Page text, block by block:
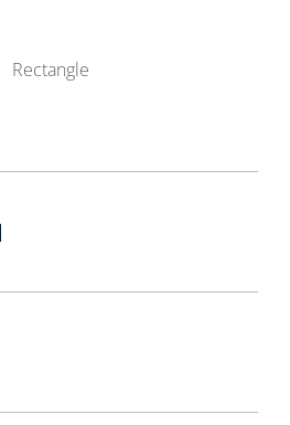
Rectangle